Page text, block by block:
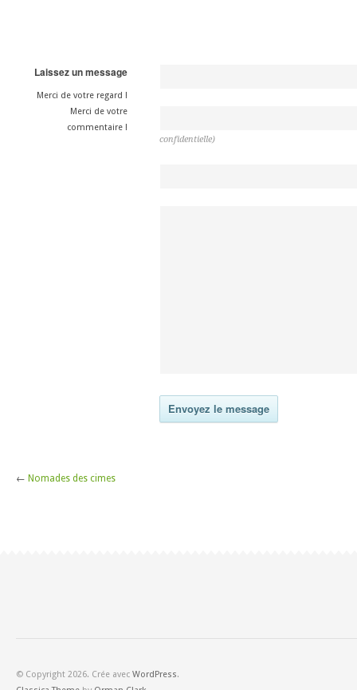
Laissez un message
Merci de votre regard !
Merci de votre
commentaire !
confidentielle)
← Nomades des cimes
© Copyright 2026. Crée avec WordPress.